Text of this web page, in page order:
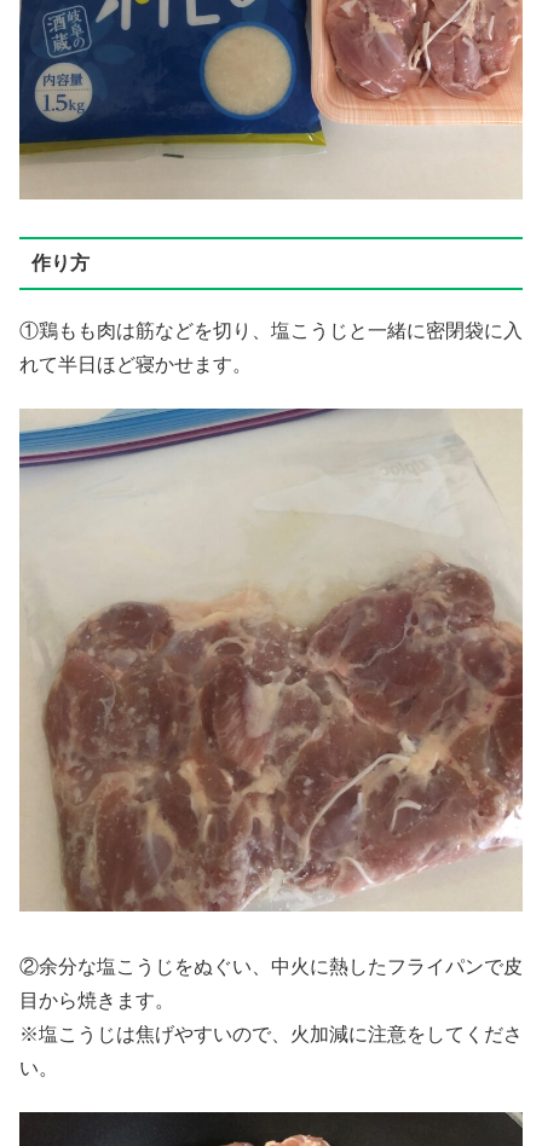
作り方
①鶏もも肉は筋などを切り、塩こうじと一緒に密閉袋に入
れて半日ほど寝かせます。
②余分な塩こうじをぬぐい、中火に熱したフライパンで皮
目から焼きます。
※塩こうじは焦げやすいので、火加減に注意をしてくださ
い。